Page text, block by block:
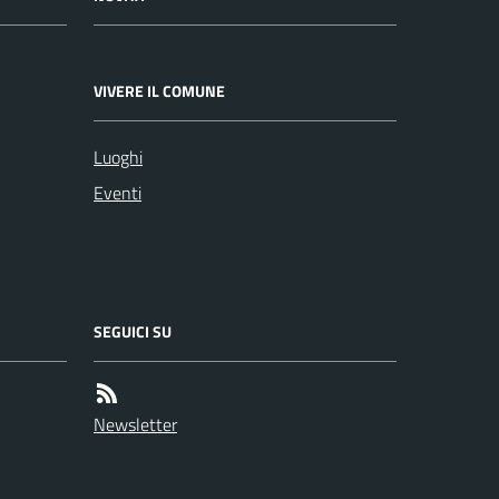
VIVERE IL COMUNE
Luoghi
Eventi
SEGUICI SU
Newsletter